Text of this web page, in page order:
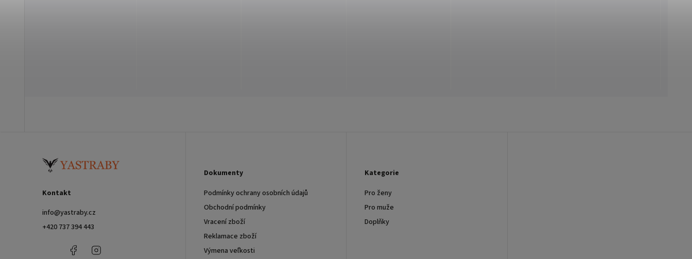
Kontakt
info@yastraby.cz
+420 737 394 443
+420
Facebook
Dokumenty
Podmínky ochrany osobních údajů
Obchodní podmínky
Vracení zboží
Reklamace zboží
Výmena veľkosti
Kategorie
Pro ženy
Pro muže
Doplňky